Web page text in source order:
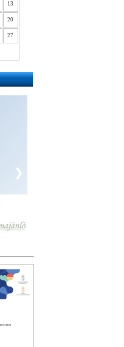
13
20
27
❯